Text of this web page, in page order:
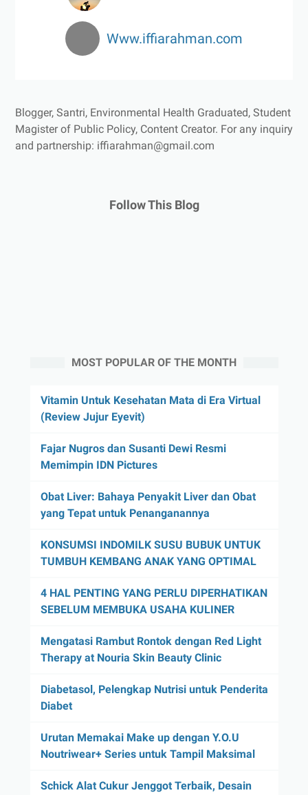
Www.iffiarahman.com
Blogger, Santri, Environmental Health Graduated, Student
Magister of Public Policy, Content Creator. For any inquiry
and partnership: iffiarahman@gmail.com
Follow This Blog
MOST POPULAR OF THE MONTH
Vitamin Untuk Kesehatan Mata di Era Virtual
(Review Jujur Eyevit)
Fajar Nugros dan Susanti Dewi Resmi
Memimpin IDN Pictures
Obat Liver: Bahaya Penyakit Liver dan Obat
yang Tepat untuk Penanganannya
KONSUMSI INDOMILK SUSU BUBUK UNTUK
TUMBUH KEMBANG ANAK YANG OPTIMAL
4 HAL PENTING YANG PERLU DIPERHATIKAN
SEBELUM MEMBUKA USAHA KULINER
Mengatasi Rambut Rontok dengan Red Light
Therapy at Nouria Skin Beauty Clinic
Diabetasol, Pelengkap Nutrisi untuk Penderita
Diabet
Urutan Memakai Make up dengan Y.O.U
Noutriwear+ Series untuk Tampil Maksimal
Schick Alat Cukur Jenggot Terbaik, Desain